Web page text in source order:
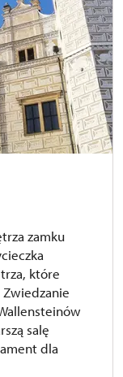
zamku
które
Zwiedzanie
salę
dla